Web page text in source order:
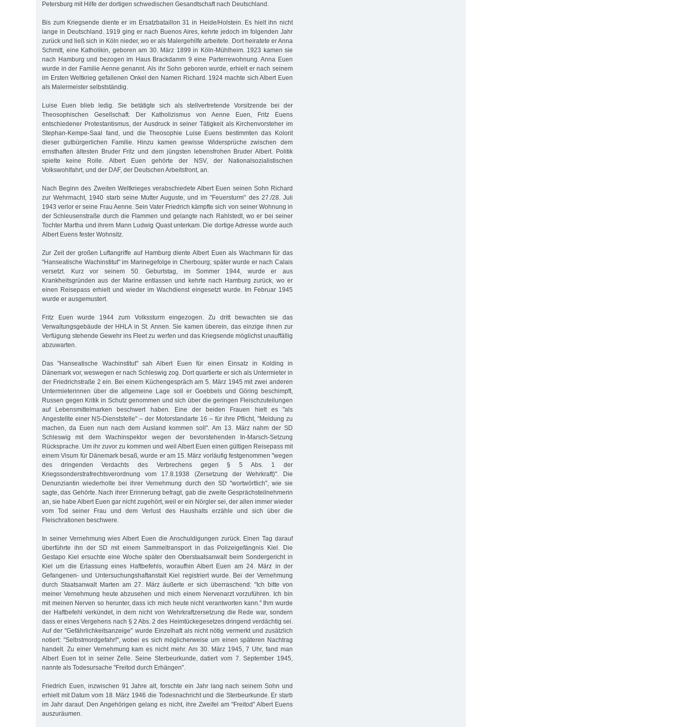
Petersburg mit Hilfe der dortigen schwedischen Gesandtschaft nach Deutschland.
Bis zum Kriegsende diente er im Ersatzbataillon 31 in Heide/Holstein. Es hielt ihn nicht
lange in Deutschland. 1919 ging er nach Buenos Aires, kehrte jedoch im folgenden Jahr
zurück und ließ sich in Köln nieder, wo er als Malergehilfe arbeitete. Dort heiratete er Anna
Schmitt, eine Katholikin, geboren am 30. März 1899 in Köln-Mühlheim. 1923 kamen sie
nach Hamburg und bezogen im Haus Brackdamm 9 eine Parterrewohnung. Anna Euen
wurde in der Familie Aenne genannt. Als ihr Sohn geboren wurde, erhielt er nach seinem
im Ersten Weltkrieg gefallenen Onkel den Namen Richard. 1924 machte sich Albert Euen
als Malermeister selbstständig.
Luise Euen blieb ledig. Sie betätigte sich als stellvertretende Vorsitzende bei der
Theosophischen Gesellschaft. Der Katholizismus von Aenne Euen, Fritz Euens
entschiedener Protestantismus, der Ausdruck in seiner Tätigkeit als Kirchenvorsteher im
Stephan-Kempe-Saal fand, und die Theosophie Luise Euens bestimmten das Kolorit
dieser gutbürgerlichen Familie. Hinzu kamen gewisse Widersprüche zwischen dem
ernsthaften ältesten Bruder Fritz und dem jüngsten lebensfrohen Bruder Albert. Politik
spielte keine Rolle. Albert Euen gehörte der NSV, der Nationalsozialistischen
Volkswohlfahrt, und der DAF, der Deutschen Arbeitsfront, an.
Nach Beginn des Zweiten Weltkrieges verabschiedete Albert Euen seinen Sohn Richard
zur Wehrmacht, 1940 starb seine Mutter Auguste, und im "Feuersturm" des 27./28. Juli
1943 verlor er seine Frau Aenne. Sein Vater Friedrich kämpfte sich von seiner Wohnung in
der Schleusenstraße durch die Flammen und gelangte nach Rahlstedt, wo er bei seiner
Tochter Martha und ihrem Mann Ludwig Quast unterkam. Die dortige Adresse wurde auch
Albert Euens fester Wohnsitz.
Zur Zeit der großen Luftangriffe auf Hamburg diente Albert Euen als Wachmann für das
"Hanseatische Wachinstitut" im Marinegefolge in Cherbourg; später wurde er nach Calais
versetzt. Kurz vor seinem 50. Geburtstag, im Sommer 1944, wurde er aus
Krankheitsgründen aus der Marine entlassen und kehrte nach Hamburg zurück, wo er
einen Reisepass erhielt und wieder im Wachdienst eingesetzt wurde. Im Februar 1945
wurde er ausgemustert.
Fritz Euen wurde 1944 zum Volkssturm eingezogen. Zu dritt bewachten sie das
Verwaltungsgebäude der HHLA in St. Annen. Sie kamen überein, das einzige ihnen zur
Verfügung stehende Gewehr ins Fleet zu werfen und das Kriegsende möglichst unauffällig
abzuwarten.
Das "Hanseatische Wachinstitut" sah Albert Euen für einen Einsatz in Kolding in
Dänemark vor, weswegen er nach Schleswig zog. Dort quartierte er sich als Untermieter in
der Friedrichstraße 2 ein. Bei einem Küchengespräch am 5. März 1945 mit zwei anderen
Untermieterinnen über die allgemeine Lage soll er Goebbels und Göring beschimpft,
Russen gegen Kritik in Schutz genommen und sich über die geringen Fleischzuteilungen
auf Lebensmittelmarken beschwert haben. Eine der beiden Frauen hielt es "als
Angestellte einer NS-Dienststelle" – der Motorstandarte 16 – für ihre Pflicht, "Meldung zu
machen, da Euen nun nach dem Ausland kommen soll". Am 13. März nahm der SD
Schleswig mit dem Wachinspektor wegen der bevorstehenden In-Marsch-Setzung
Rücksprache. Um ihr zuvor zu kommen und weil Albert Euen einen gültigen Reisepass mit
einem Visum für Dänemark besaß, wurde er am 15. März vorläufig festgenommen "wegen
des dringenden Verdachts des Verbrechens ge­gen § 5 Abs. 1 der
Kriegssonderstrafrechtsverordnung vom 17.8.1938 (Zersetzung der Wehrkraft)". Die
Denunziantin wiederholte bei ihrer Vernehmung durch den SD "wortwörtlich", wie sie
sagte, das Gehörte. Nach ihrer Erinnerung befragt, gab die zweite Gesprächsteilnehmerin
an, sie habe Albert Euen gar nicht zugehört, weil er ein Nörgler sei, der allen immer wieder
vom Tod seiner Frau und dem Verlust des Haushalts erzähle und sich über die
Fleischrationen beschwere.
In seiner Vernehmung wies Albert Euen die Anschuldigungen zurück. Einen Tag darauf
überführte ihn der SD mit einem Sammeltransport in das Polizeigefängnis Kiel. Die
Gestapo Kiel ersuchte eine Woche später den Oberstaatsanwalt beim Sondergericht in
Kiel um die Erlassung eines Haftbefehls, woraufhin Albert Euen am 24. März in der
Gefangenen- und Untersuchungshaftanstalt Kiel registriert wurde. Bei der Vernehmung
durch Staatsanwalt Marten am 27. März äußerte er sich überraschend: "Ich bitte von
meiner Vernehmung heute abzusehen und mich einem Nervenarzt vorzuführen. Ich bin
mit meinen Nerven so herunter, dass ich mich heute nicht verantworten kann." Ihm wurde
der Haftbefehl verkündet, in dem nicht von Wehr­kraftzersetzung die Rede war, sondern
dass er eines Vergehens nach § 2 Abs. 2 des Heimtückegesetzes dringend verdächtig sei.
Auf der "Gefährlichkeitsanzeige" wurde Einzelhaft als nicht nötig vermerkt und zusätzlich
notiert: "Selbstmordgefahr!", wobei es sich möglicherweise um einen späteren Nachtrag
handelt. Zu einer Vernehmung kam es nicht mehr. Am 30. März 1945, 7 Uhr, fand man
Albert Euen tot in seiner Zelle. Seine Sterbeurkunde, datiert vom 7. September 1945,
nannte als Todesursache "Freitod durch Erhängen".
Friedrich Euen, inzwischen 91 Jahre alt, forschte ein Jahr lang nach seinem Sohn und
erhielt mit Datum vom 18. März 1946 die Todesnachricht und die Sterbeurkunde. Er starb
im Jahr darauf. Den Angehörigen gelang es nicht, ihre Zweifel am "Freitod" Albert Euens
auszuräumen.